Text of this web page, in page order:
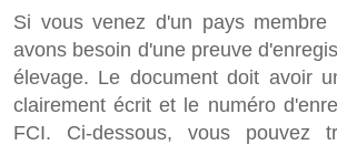
Si vous venez d'un pays
avons besoin d'une preuve
élevage. Le document doit avoir
clairement écrit et le numéro
FCI. Ci-dessous, vous pouvez